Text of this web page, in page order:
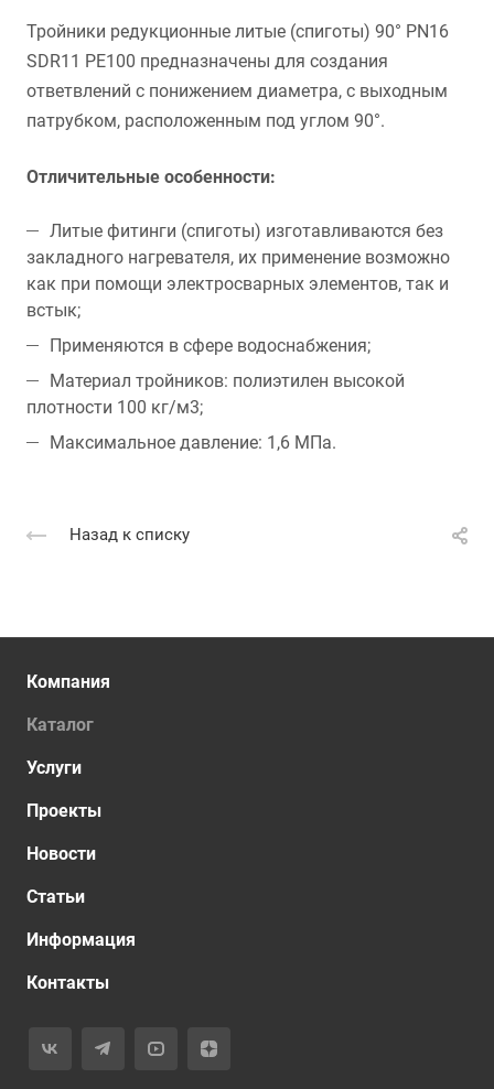
Тройники редукционные литые (спиготы) 90° PN16
SDR11 PE100 предназначены для создания
ответвлений с понижением диаметра, с выходным
патрубком, расположенным под углом 90°.
Отличительные особенности:
Литые фитинги (спиготы) изготавливаются без
закладного нагревателя, их применение возможно
как при помощи электросварных элементов, так и
встык;
Применяются в сфере водоснабжения;
Материал тройников: полиэтилен высокой
плотности 100 кг/м3;
Максимальное давление: 1,6 МПа.
Назад к списку
Компания
Каталог
Услуги
Проекты
Новости
Статьи
Информация
Контакты